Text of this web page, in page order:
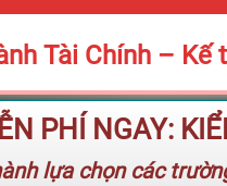
Tài Chính – Kế
PHÍ NGAY:
lựa chọn các